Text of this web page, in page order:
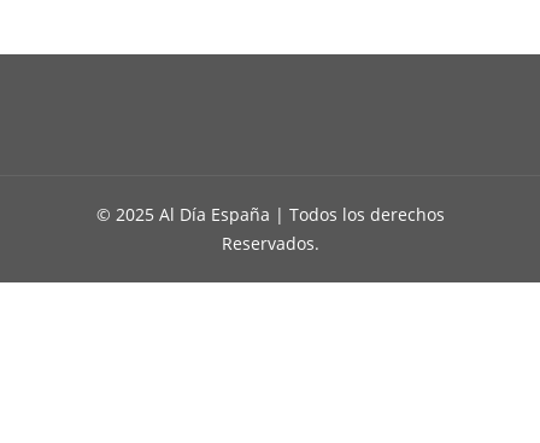
© 2025 Al Día España | Todos los derechos
Reservados.